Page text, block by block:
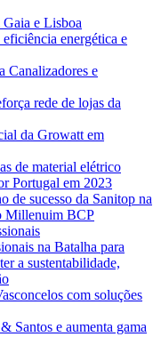
Gaia e Lisboa
energética e
Canalizadores e
rede de lojas da
da Growatt em
de material elétrico
Portugal em 2023
de sucesso da Sanitop na
Millenuim BCP
na Batalha para
a sustentabilidade,
com soluções
Santos e aumenta gama